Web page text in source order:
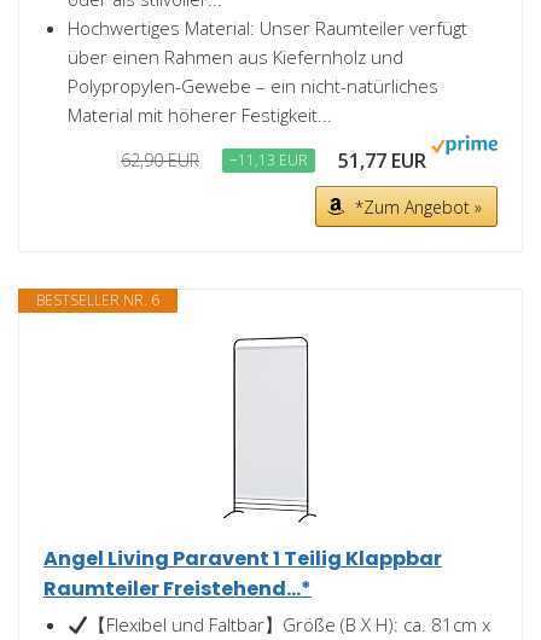
Hochwertiges Material: Unser Raumteiler verfügt
über einen Rahmen aus Kiefernholz und
Polypropylen-Gewebe – ein nicht-natürliches
Material mit höherer Festigkeit...
62,90 EUR −11,13 EUR 51,77 EUR
*Zum Angebot »
BESTSELLER NR. 6
Angel Living Paravent 1 Teilig Klappbar
Raumteiler Freistehend...*
【Flexibel und Faltbar】Größe (B X H): ca. 81cm x